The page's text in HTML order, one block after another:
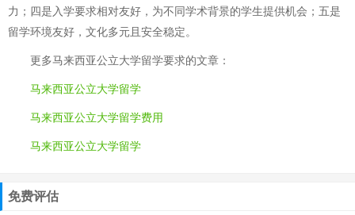
力；四是入学要求相对友好，为不同学术背景的学生提供机会；五是
留学环境友好，文化多元且安全稳定。
更多马来西亚公立大学留学要求的文章：
马来西亚公立大学留学
马来西亚公立大学留学费用
马来西亚公立大学留学
免费评估